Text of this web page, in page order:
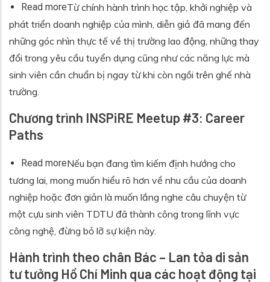
Read moreabout INSPiRE Meetup #3: Career Paths
Từ chính hành trình học tập, khởi nghiệp và
phát triển doanh nghiệp của mình, diễn giả đã mang đến
những góc nhìn thực tế về thị trường lao động, những thay
đổi trong yêu cầu tuyển dụng cũng như các năng lực mà
sinh viên cần chuẩn bị ngay từ khi còn ngồi trên ghế nhà
trường.
Chương trình INSPiRE Meetup #3: Career
Paths
Read moreabout Chương trình INSPiRE Meetup #3: Career
Nếu bạn đang tìm kiếm định hướng cho
tương lai, mong muốn hiểu rõ hơn về nhu cầu của doanh
nghiệp hoặc đơn giản là muốn lắng nghe câu chuyện từ
một cựu sinh viên TDTU đã thành công trong lĩnh vực
công nghệ, đừng bỏ lỡ sự kiện này.
Hành trình theo chân Bác – Lan tỏa di sản
tư tưởng Hồ Chí Minh qua các hoạt động tại